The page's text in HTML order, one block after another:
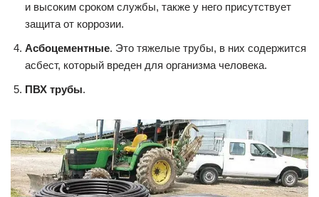
и высоким сроком службы, также у него присутствует
защита от коррозии.
Асбоцементные. Это тяжелые трубы, в них содержится
асбест, который вреден для организма человека.
ПВХ трубы.